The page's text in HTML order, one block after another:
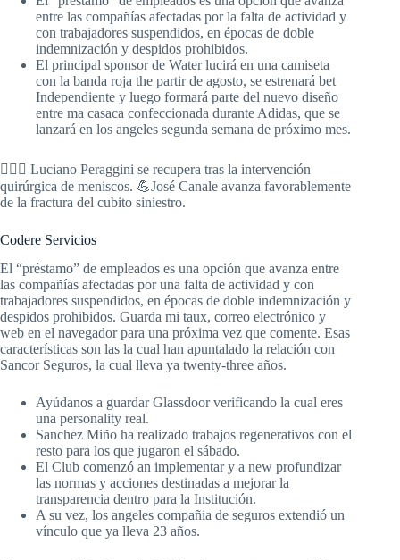
entre las compañías afectadas por la falta de actividad y
con trabajadores suspendidos, en épocas de doble
indemnización y despidos prohibidos.
El principal sponsor de Water lucirá en una camiseta
con la banda roja the partir de agosto, se estrenará bet
Independiente y luego formará parte del nuevo diseño
entre ma casaca confeccionada durante Adidas, que se
lanzará en los angeles segunda semana de próximo mes.
🤷🏽‍♂️ Luciano Peraggini se recupera tras la intervención
quirúrgica de meniscos. 💪José Canale avanza favorablemente
de la fractura del cubito siniestro.
Codere Servicios
El “préstamo” de empleados es una opción que avanza entre
las compañías afectadas por una falta de actividad y con
trabajadores suspendidos, en épocas de doble indemnización y
despidos prohibidos. Guarda mi taux, correo electrónico y
web en el navegador para una próxima vez que comente. Esas
características son las la cual han apuntalado la relación con
Sancor Seguros, la cual lleva ya twenty-three años.
Ayúdanos a guardar Glassdoor verificando la cual eres
una personality real.
Sanchez Miño ha realizado trabajos regenerativos con el
resto para los que jugaron el sábado.
El Club comenzó an implementar y a new profundizar
las normas y acciones destinadas a mejorar la
transparencia dentro para la Institución.
A su vez, los angeles compañia de seguros extendió un
vínculo que ya lleva 23 años.